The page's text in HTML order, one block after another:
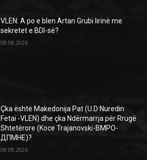
VLEN: A po e blen Artan Grubi lirinë me
sekretet e BDI-së?
08.08.2026
Çka është Makedonija Pat (U.D Nuredin
Fetai -VLEN) dhe çka Ndërmarrja për Rrugë
Shtetërore (Koce Trajanovski-ВМРО-
ДПМНЕ)?
08.08.2026